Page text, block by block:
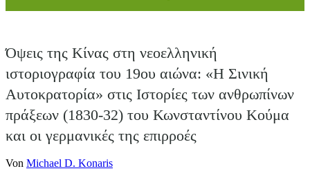
Όψεις της Κίνας στη νεοελληνική
ιστοριογραφία του 19ου αιώνα: «Η Σινική
Αυτοκρατορία» στις Ιστορίες των ανθρωπίνων
πράξεων (1830-32) του Κωνσταντίνου Κούμα
και οι γερμανικές της επιρροές
Von Michael D. Konaris